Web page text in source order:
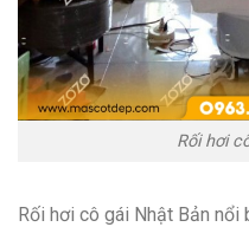
Rối hơi
Rối hơi cô gái Nhật Bản nổi